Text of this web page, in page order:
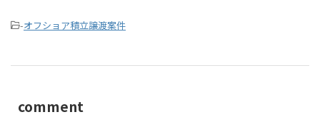
-オフショア積立譲渡案件
comment